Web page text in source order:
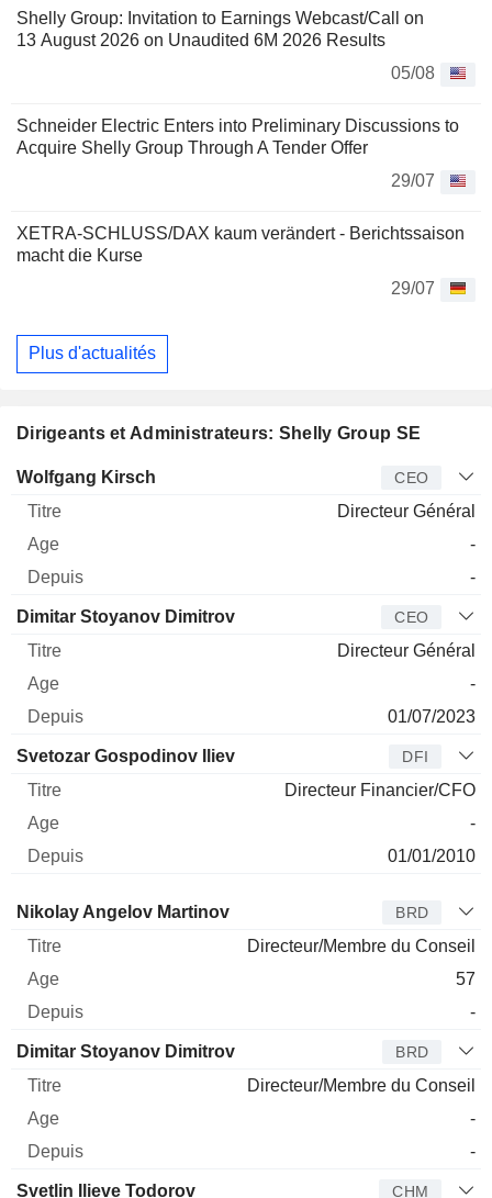
Shelly Group: Invitation to Earnings Webcast/Call on
13 August 2026 on Unaudited 6M 2026 Results
05/08
Schneider Electric Enters into Preliminary Discussions to
Acquire Shelly Group Through A Tender Offer
29/07
XETRA-SCHLUSS/DAX kaum verändert - Berichtssaison
macht die Kurse
29/07
Plus d'actualités
Dirigeants et Administrateurs: Shelly Group SE
Dirigeant Titre Age
Wolfgang Kirsch CEO
Directeur Général
-
-
Dimitar Stoyanov Dimitrov CEO
Directeur Général
-
01/07/2023
Svetozar Gospodinov Iliev DFI
Directeur Financier/CFO
-
01/01/2010
Administrateur Titre Age Depuis
Nikolay Angelov Martinov BRD
Directeur/Membre du Conseil
57
-
Dimitar Stoyanov Dimitrov BRD
Directeur/Membre du Conseil
-
-
Svetlin Ilieve Todorov CHM